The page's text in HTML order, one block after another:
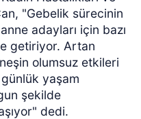
"Gebelik sürecinin
adayları için bazı
getiriyor. Artan
olumsuz etkileri
günlük yaşam
şekilde
dedi.